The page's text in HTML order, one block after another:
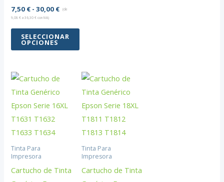
7,50 € - 30,00 €Rango
desde
hasta
(de
9,08€ a36,30€ con IVA)
SELECCIONAR
OPCIONES
producto
variantes.
se
pueden
elegir
en
la
página
de
producto
Tinta Para
Impresora
Cartucho de Tinta
Tinta Para
Impresora
Cartucho de Tinta